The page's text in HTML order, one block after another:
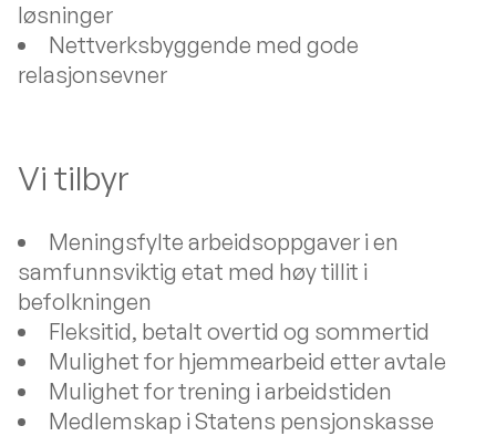
løsninger
Nettverksbyggende med gode
relasjonsevner
Vi tilbyr
Meningsfylte arbeidsoppgaver i en
samfunnsviktig etat med høy tillit i
befolkningen
Fleksitid, betalt overtid og sommertid
Mulighet for hjemmearbeid etter avtale
Mulighet for trening i arbeidstiden
Medlemskap i Statens pensjonskasse